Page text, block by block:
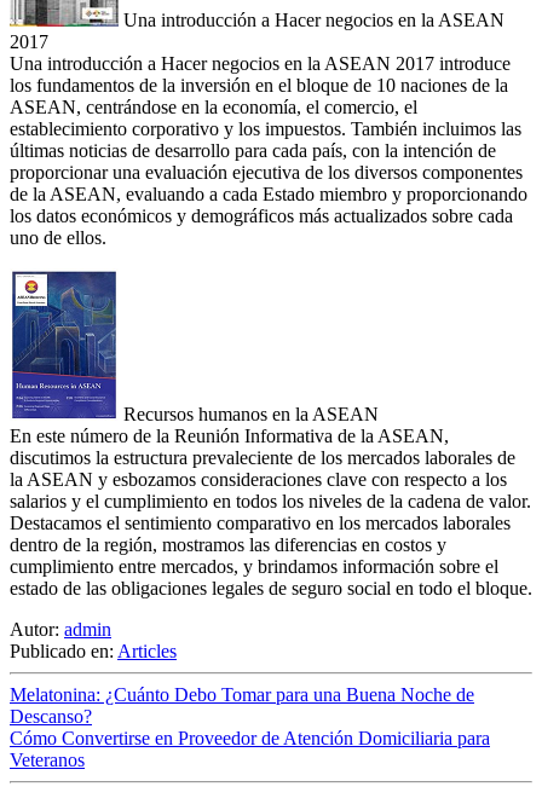
Una introducción a Hacer negocios en la ASEAN
2017
Una introducción a Hacer negocios en la ASEAN 2017 introduce
los fundamentos de la inversión en el bloque de 10 naciones de la
ASEAN, centrándose en la economía, el comercio, el
establecimiento corporativo y los impuestos. También incluimos las
últimas noticias de desarrollo para cada país, con la intención de
proporcionar una evaluación ejecutiva de los diversos componentes
de la ASEAN, evaluando a cada Estado miembro y proporcionando
los datos económicos y demográficos más actualizados sobre cada
uno de ellos.
Recursos humanos en la ASEAN
En este número de la Reunión Informativa de la ASEAN,
discutimos la estructura prevaleciente de los mercados laborales de
la ASEAN y esbozamos consideraciones clave con respecto a los
salarios y el cumplimiento en todos los niveles de la cadena de valor.
Destacamos el sentimiento comparativo en los mercados laborales
dentro de la región, mostramos las diferencias en costos y
cumplimiento entre mercados, y brindamos información sobre el
estado de las obligaciones legales de seguro social en todo el bloque.
Autor: admin
Publicado en: Articles
Melatonina: ¿Cuánto Debo Tomar para una Buena Noche de
Descanso?
Cómo Convertirse en Proveedor de Atención Domiciliaria para
Veteranos